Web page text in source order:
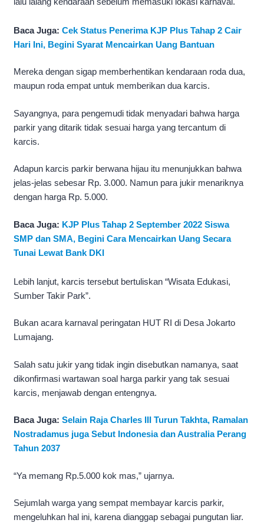
Baca Juga: Cek Status Penerima KJP Plus Tahap 2 Cair
Hari Ini, Begini Syarat Mencairkan Uang Bantuan
Mereka dengan sigap memberhentikan kendaraan roda dua,
maupun roda empat untuk memberikan dua karcis.
Sayangnya, para pengemudi tidak menyadari bahwa harga
parkir yang ditarik tidak sesuai harga yang tercantum di
karcis.
Adapun karcis parkir berwana hijau itu menunjukkan bahwa
jelas-jelas sebesar Rp. 3.000. Namun para jukir menariknya
dengan harga Rp. 5.000.
Baca Juga: KJP Plus Tahap 2 September 2022 Siswa
SMP dan SMA, Begini Cara Mencairkan Uang Secara
Tunai Lewat Bank DKI
Lebih lanjut, karcis tersebut bertuliskan “Wisata Edukasi,
Sumber Takir Park”.
Bukan acara karnaval peringatan HUT RI di Desa Jokarto
Lumajang.
Salah satu jukir yang tidak ingin disebutkan namanya, saat
dikonfirmasi wartawan soal harga parkir yang tak sesuai
karcis, menjawab dengan entengnya.
Baca Juga: Selain Raja Charles III Turun Takhta, Ramalan
Nostradamus juga Sebut Indonesia dan Australia Perang
Tahun 2037
“Ya memang Rp.5.000 kok mas,” ujarnya.
Sejumlah warga yang sempat membayar karcis parkir,
mengeluhkan hal ini, karena dianggap sebagai pungutan liar.